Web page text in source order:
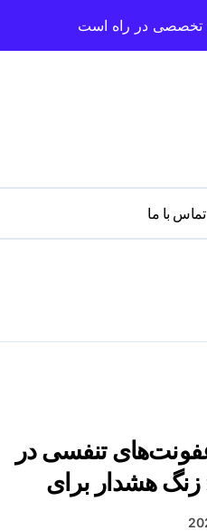
تخصصی در راه است
تماس با ما
تنفسی در
زنگ هشدار برای
درآمد